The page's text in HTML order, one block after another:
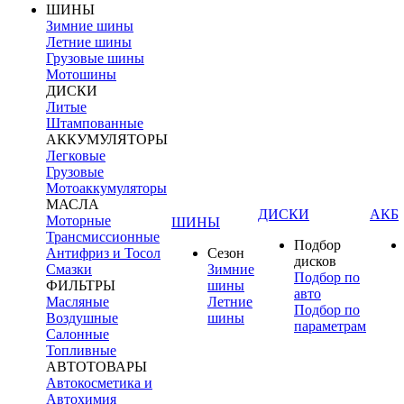
ШИНЫ
Зимние шины
Летние шины
Грузовые шины
Мотошины
ДИСКИ
Литые
Штампованные
АККУМУЛЯТОРЫ
Легковые
Грузовые
Мотоаккумуляторы
МАСЛА
Моторные
Трансмиссионные
Антифриз и Тосол
Смазки
ФИЛЬТРЫ
Масляные
Воздушные
Салонные
Топливные
АВТОТОВАРЫ
Автокосметика и
Автохимия
ШИНЫ
Сезон
Зимние
шины
Летние
шины
ДИСКИ
Подбор
дисков
Подбор по
авто
Подбор по
параметрам
АКБ